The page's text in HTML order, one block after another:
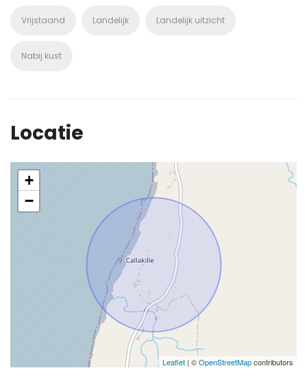
Vrijstaand Landelijk Landelijk uitzicht
Nabij kust
Locatie
+
−
Leaflet | ©OpenStreetMapcontributors